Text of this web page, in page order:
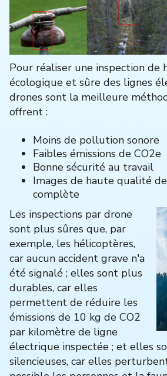
Pour réaliser une inspection de
écologique et sûre des lignes
drones sont la meilleure
offrent :
Moins de pollution sonore
Faibles émissions de CO2e
Bonne sécurité au travail
Images de haute qualité
complète
Les inspections par drone
sont plus sûres que, par
exemple, les hélicoptères,
car aucun accident grave n'a
été signalé ; elles sont plus
durables, car elles
permettent de réduire les
émissions de 10 kg de CO2
par kilomètre de ligne
électrique inspectée ; et elles
silencieuses, car elles